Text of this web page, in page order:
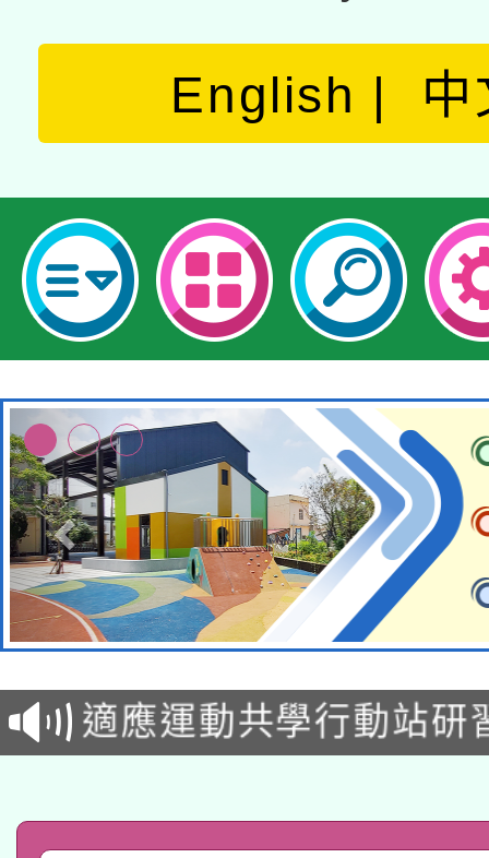
English 中
本校115學年度第2次
招甄選結果公告(無人
適應運動共學行動站研
本館辦理115年度閱讀
暨閱讀推動專業研習
科技賦能─人工智慧